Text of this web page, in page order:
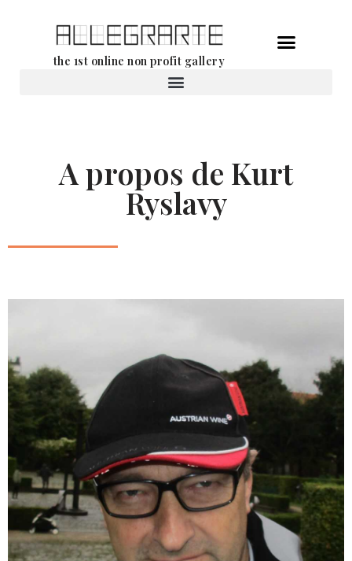
the 1st online non profit gallery
A propos de Kurt
Ryslavy